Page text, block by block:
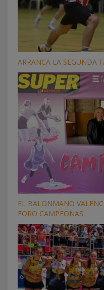
ARRANCA LA SEGUNDA
EL BALONMANO
FORO CAMPEONAS